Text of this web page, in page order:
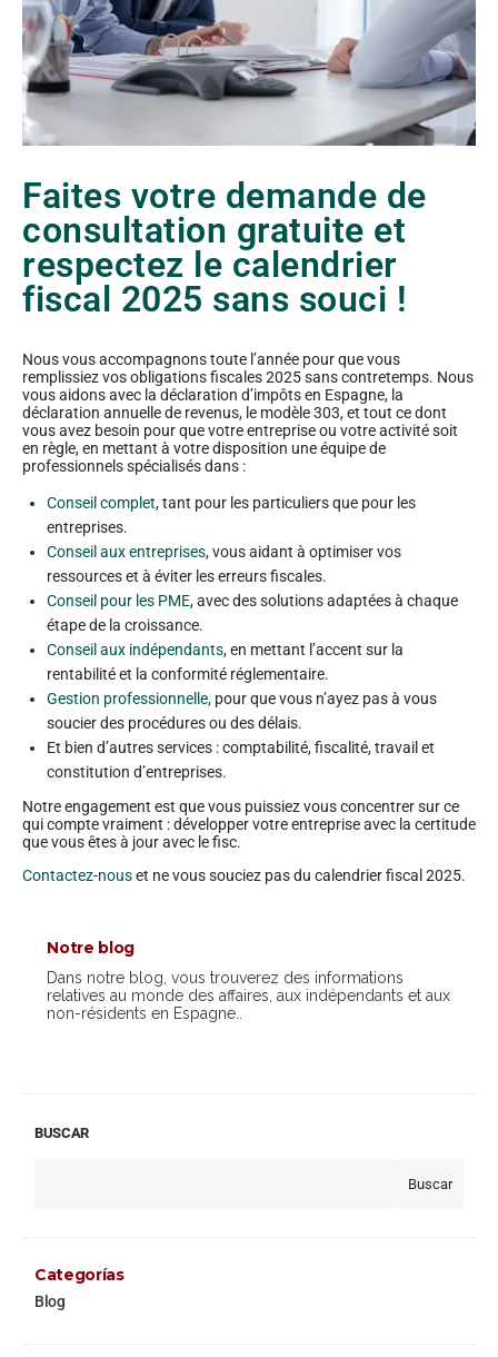
Faites votre demande de
consultation gratuite et
respectez le calendrier
fiscal 2025 sans souci !
Nous vous accompagnons toute l’année pour que vous
remplissiez vos obligations fiscales 2025 sans contretemps. Nous
vous aidons avec la déclaration d’impôts en Espagne, la
déclaration annuelle de revenus, le modèle 303, et tout ce dont
vous avez besoin pour que votre entreprise ou votre activité soit
en règle, en mettant à votre disposition une équipe de
professionnels spécialisés dans :
Conseil complet, tant pour les particuliers que pour les
entreprises.
Conseil aux entreprises, vous aidant à optimiser vos
ressources et à éviter les erreurs fiscales.
Conseil pour les PME, avec des solutions adaptées à chaque
étape de la croissance.
Conseil aux indépendants, en mettant l’accent sur la
rentabilité et la conformité réglementaire.
Gestion professionnelle, pour que vous n’ayez pas à vous
soucier des procédures ou des délais.
Et bien d’autres services : comptabilité, fiscalité, travail et
constitution d’entreprises.
Notre engagement est que vous puissiez vous concentrer sur ce
qui compte vraiment : développer votre entreprise avec la certitude
que vous êtes à jour avec le fisc.
Contactez-nouset ne vous souciez pas du calendrier fiscal 2025.
Notre blog
Dans notre blog, vous trouverez des informations
relatives au monde des affaires, aux indépendants et aux
non-résidents en Espagne..
BUSCAR
Buscar
Categorías
Blog